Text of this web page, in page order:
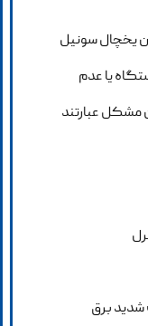
یخچال سونیل
یا عدم
مشکل عبارتند
شدید برق